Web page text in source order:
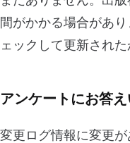
間がかかる場合があ
ェックして更新され
アンケートにお答
変更ログ情報に変更